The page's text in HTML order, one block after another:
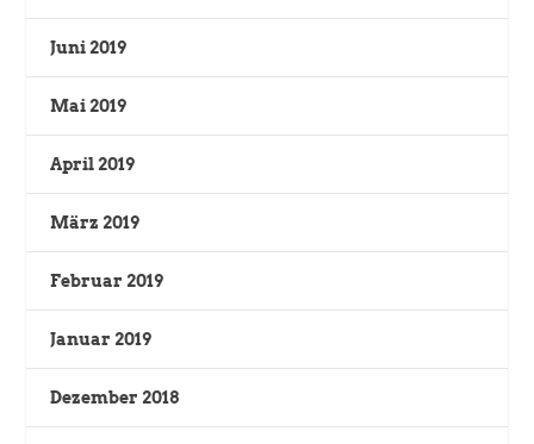
Juni 2019
Mai 2019
April 2019
März 2019
Februar 2019
Januar 2019
Dezember 2018